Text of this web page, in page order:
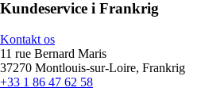
Kundeservice i Frankrig
Kontakt os
11 rue Bernard Maris
37270 Montlouis-sur-Loire, Frankrig
+33 1 86 47 62 58